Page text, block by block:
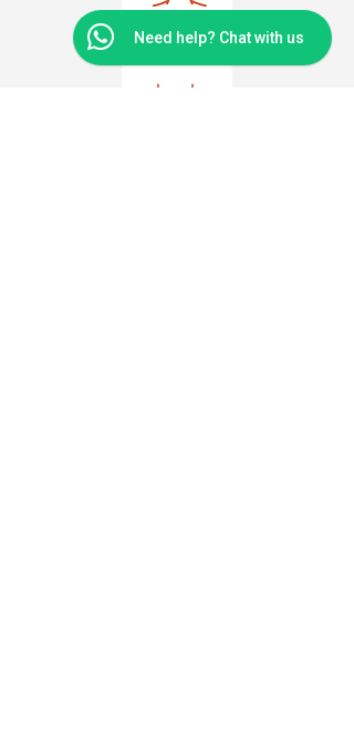
Need help? Chat with us